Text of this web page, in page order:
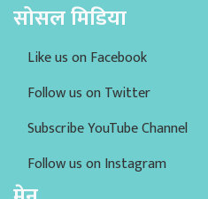
सोसल मिडिया
Like us on Facebook
Follow us on Twitter
Subscribe YouTube Channel
Follow us on Instagram